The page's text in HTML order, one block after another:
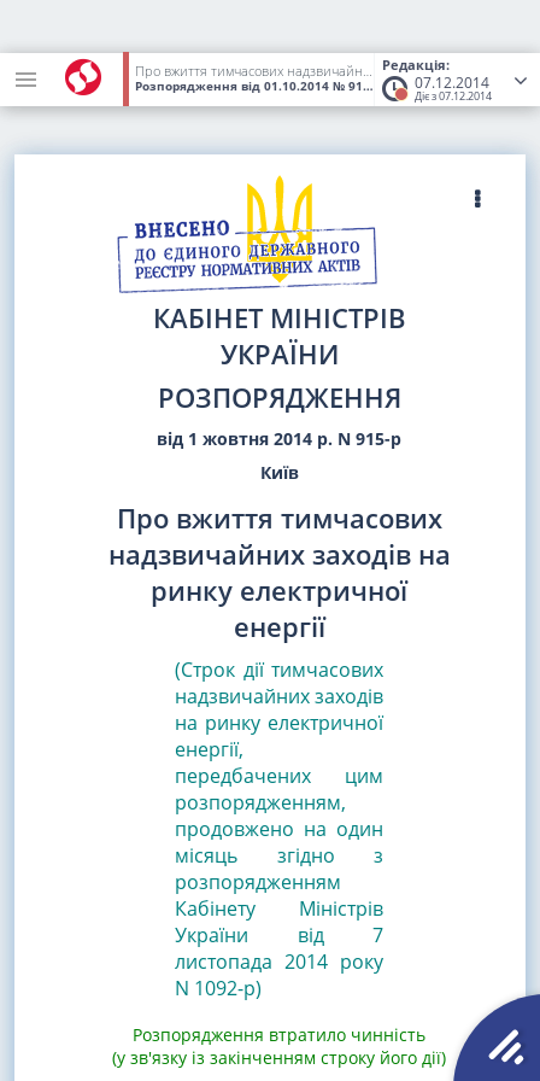
Редакція:
07.12.2014
Діє з 07.12.2014
Про вжиття тимчасових надзвичайних заходів на ринку електричної енергії
Розпорядження від 01.10.2014 № 915-р (Статус:Втратив
КАБІНЕТ МІНІСТРІВ
УКРАЇНИ
РОЗПОРЯДЖЕННЯ
від 1 жовтня 2014 р. N 915-р
Київ
Про вжиття тимчасових
надзвичайних заходів на
ринку електричної
енергії
(Строк дії тимчасових
надзвичайних заходів
на ринку електричної
енергії,
передбачених цим
розпорядженням,
продовжено на один
місяць згідно з
розпорядженням
Кабінету Міністрів
України від 7
листопада 2014 року
N 1092-р)
Розпорядження втратило чинність
(у зв'язку із закінченням строку його дії)